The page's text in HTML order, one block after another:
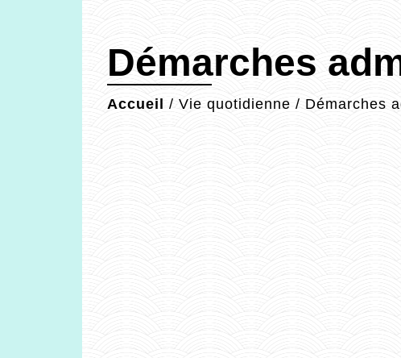
Démarches
Accueil / Vie quotidienne / Démarches